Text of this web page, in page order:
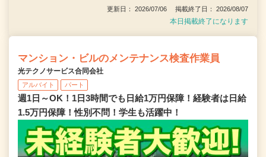
更新日： 2026/07/06 掲載終了日： 2026/08/07
本日掲載終了になります
マンション・ビルのメンテナンス検査作業員
光テクノサービス合同会社
アルバイト パート
週1日～OK！1日3時間でも日給1万円保障！経験者は日給
1.5万円保障！性別不問！学生も活躍中！